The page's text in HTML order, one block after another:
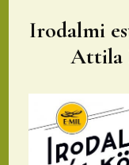
fiok
Irodalmi
Attila